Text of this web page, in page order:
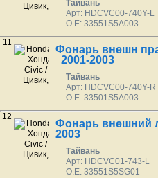
Тайвань
Арт: HDCVC00-740Y-L
O.E: 33551S5A003
11
Фонарь внешн
2001-2003
Тайвань
Арт: HDCVC00-740Y-R
O.E: 33501S5A003
12
Фонарь внешний
2003
Тайвань
Арт: HDCVC01-743-L
O.E: 33551S5SG01